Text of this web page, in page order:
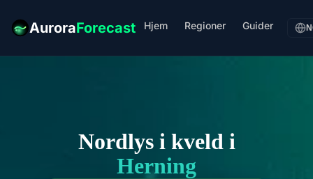
AuroraForecast Hjem Regioner Guider
Nordlys i kveld i
Herning